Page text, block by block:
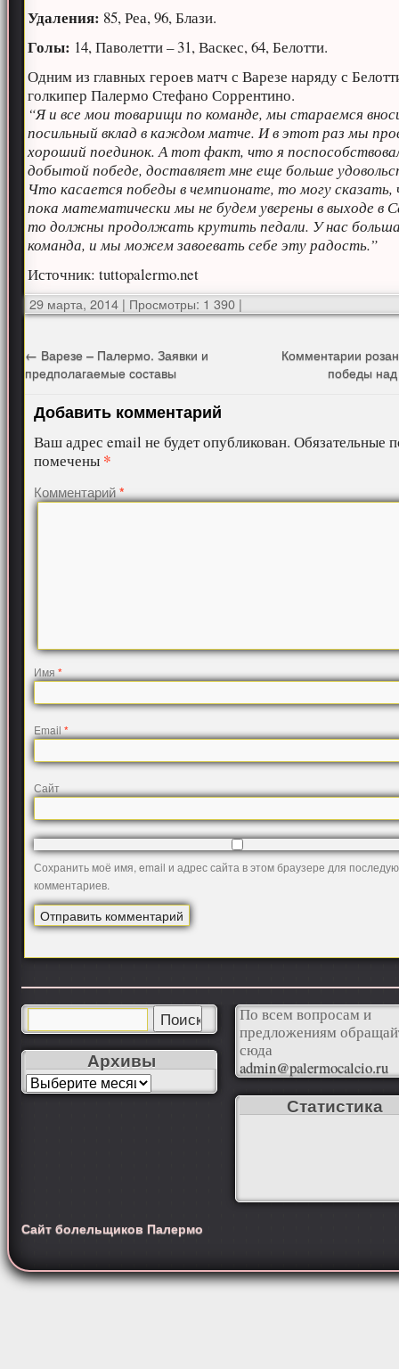
Удаления: 85, Реа, 96, Блази.
Голы: 14, Паволетти – 31, Васкес, 64, Белотти.
Одним из главных героев матч с Варезе наряду с
голкипер Палермо Стефано Соррентино.
“Я и все мои товарищи по команде, мы стараемся
посильный вклад в каждом матче. И в этот раз мы
хороший поединок. А тот факт, что я
добытой победе, доставляет мне еще больше
Что касается победы в чемпионате, то могу сказать,
пока математически мы не будем уверены в выходе в
то должны продолжать крутить педали. У нас
команда, и мы можем завоевать себе эту радость.”
Источник: tuttopalermo.net
29 марта, 2014 | Просмотры: 1 390 |
← Варезе – Палермо. Заявки и
предполагаемые составы
Комментарии
победы
Добавить комментарий
Ваш адрес email не будет опубликован. Обязательные
помечены *
Комментарий*
Имя*
Email*
Сайт
Сохранить моё имя, email и адрес сайта в этом браузере для
комментариев.
Архивы
По всем вопросам и
предложениям
сюда
admin@palermocalcio.ru
Статистика
Сайт болельщиков Палермо